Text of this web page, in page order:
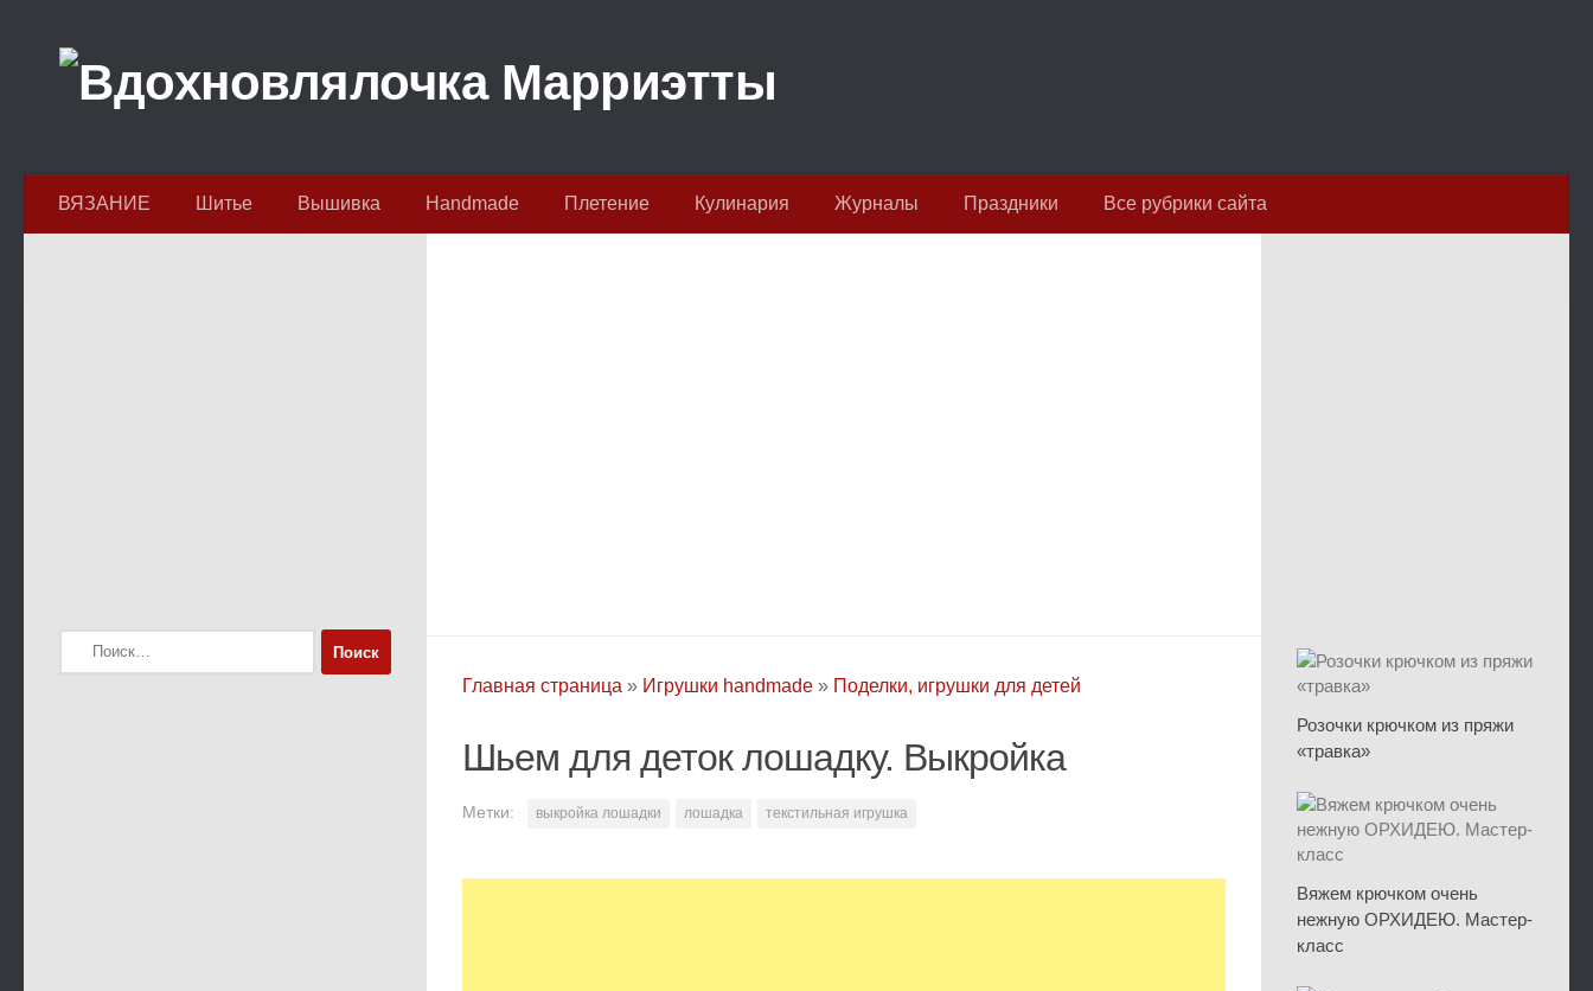
ВЯЗАНИЕ Шитье Вышивка Handmade Плетение Кулинария Журналы Праздники Все рубрики сайта
Главная страница » Игрушки handmade » Поделки, игрушки для детей
Шьем для деток лошадку. Выкройка
Метки: выкройка лошадки лошадка текстильная игрушка
Найти:
Розочки крючком из пряжи
«травка»
Вяжем крючком очень
нежную ОРХИДЕЮ. Мастер-
класс